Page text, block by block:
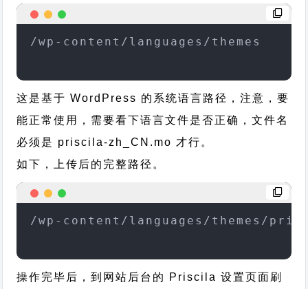
/wp-content/languages/themes
这是基于 WordPress 的系统语言路径，注意，要
能正常使用，需要看下语言文件是否正确，文件名
必须是 priscila-zh_CN.mo 才行。
如下，上传后的完整路径。
/wp-content/languages/themes/
操作完毕后，到网站后台的 Priscila 设置页面刷